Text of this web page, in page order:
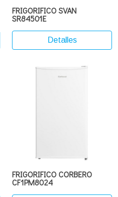
FRIGORIFICO SVAN
SR84501E
Detalles
FRIGORIFICO CORBERO
CF1PM8024